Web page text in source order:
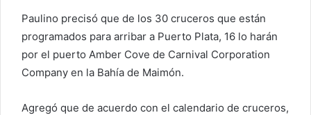
Paulino precisó que de los 30 cruceros que están
programados para arribar a Puerto Plata, 16 lo harán
por el puerto Amber Cove de Carnival Corporation
Company en la Bahía de Maimón.
Agregó que de acuerdo con el calendario de cruceros,